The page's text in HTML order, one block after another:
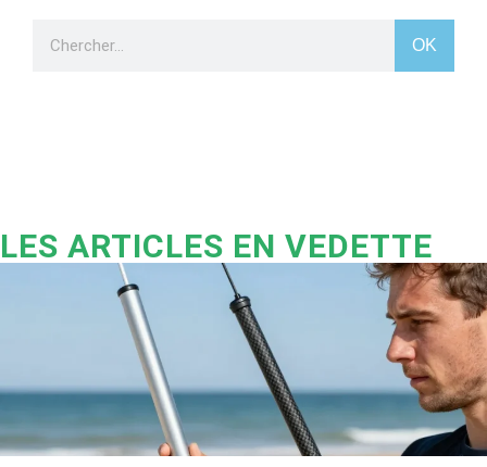
OK
LES ARTICLES EN VEDETTE